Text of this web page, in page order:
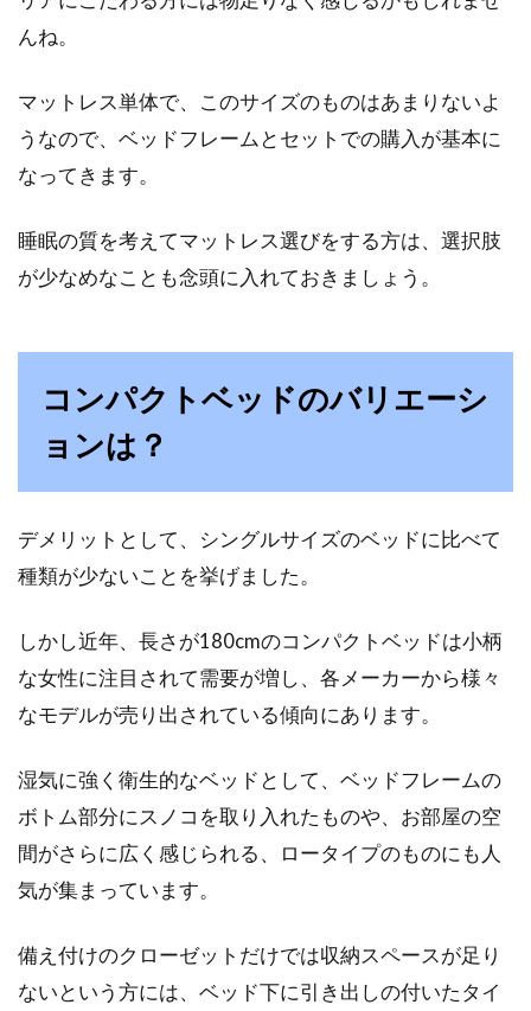
んね。
マットレス単体で、このサイズのものはあまりないよ
うなので、ベッドフレームとセットでの購入が基本に
なってきます。
睡眠の質を考えてマットレス選びをする方は、選択肢
が少なめなことも念頭に入れておきましょう。
コンパクトベッドのバリエーシ
ョンは？
デメリットとして、シングルサイズのベッドに比べて
種類が少ないことを挙げました。
しかし近年、長さが180cmのコンパクトベッドは小柄
な女性に注目されて需要が増し、各メーカーから様々
なモデルが売り出されている傾向にあります。
湿気に強く衛生的なベッドとして、ベッドフレームの
ボトム部分にスノコを取り入れたものや、お部屋の空
間がさらに広く感じられる、ロータイプのものにも人
気が集まっています。
備え付けのクローゼットだけでは収納スペースが足り
ないという方には、ベッド下に引き出しの付いたタイ